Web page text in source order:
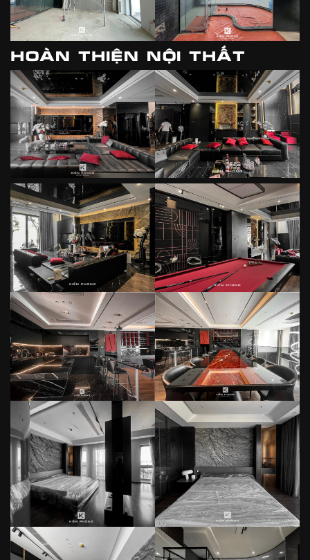
HOÀN THIỆN NỘI THẤT